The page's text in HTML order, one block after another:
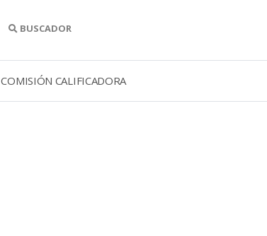
BUSCADOR
COMISIÓN CALIFICADORA